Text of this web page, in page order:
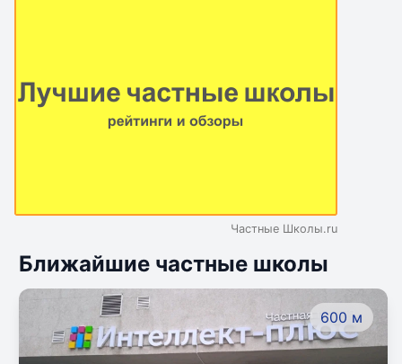
Частные Школы.ru
Ближайшие частные школы
600 м